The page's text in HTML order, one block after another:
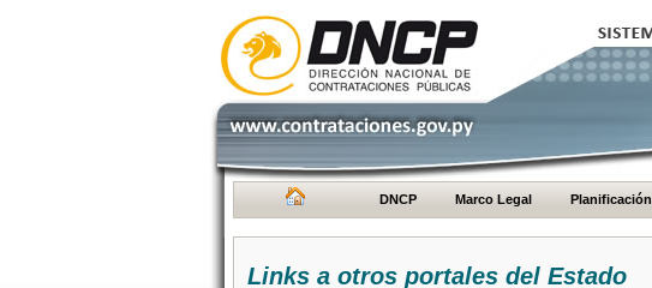
DNCP Marco Legal Planificación
Links a otros portales del Estado